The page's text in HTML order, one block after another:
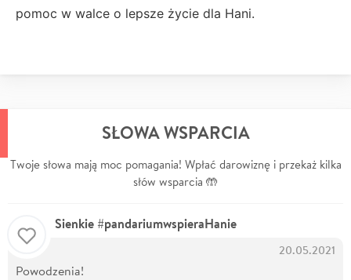
pomoc w walce o lepsze życie dla Hani.
SŁOWA WSPARCIA
Twoje słowa mają moc pomagania! Wpłać darowiznę i przekaż kilka
słów wsparcia 🤲
Sienkie #pandariumwspieraHanie
20.05.2021
Powodzenia!